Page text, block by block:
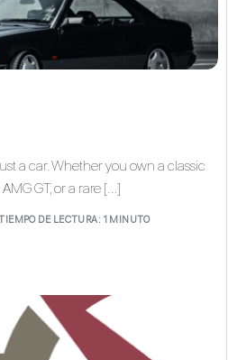
a car. Whether you own a classic
GT, or a rare […]
DE LECTURA: 1 MINUTO